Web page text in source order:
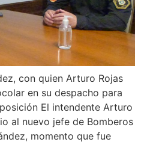
con quien Arturo Rojas
en su despacho para
El intendente Arturo
al nuevo jefe de Bomberos
momento que fue